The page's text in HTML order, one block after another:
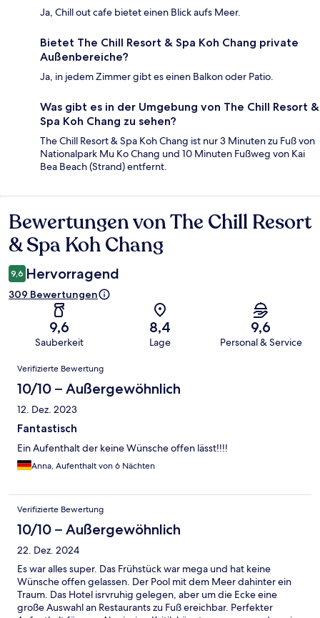
Ja, Chill out cafe bietet einen Blick aufs Meer.
Bietet The Chill Resort & Spa Koh Chang private
Außenbereiche?
Ja, in jedem Zimmer gibt es einen Balkon oder Patio.
Was gibt es in der Umgebung von The Chill Resort &
Spa Koh Chang zu sehen?
The Chill Resort & Spa Koh Chang ist nur 3 Minuten zu Fuß von
Nationalpark Mu Ko Chang und 10 Minuten Fußweg von Kai
Bea Beach (Strand) entfernt.
Bewertungen
Bewertungen von The Chill Resort
& Spa Koh Chang
9,6 Hervorragend
309 Bewertungen
9,6
Sauberkeit
8,4
Lage
9,6
Personal & Service
Bewertungen
Verifizierte Bewertung
10/10 – Außergewöhnlich
12. Dez. 2023
Fantastisch
Ein Aufenthalt der keine Wünsche offen lässt!!!!
Anna, Aufenthalt von 6 Nächten
Verifizierte Bewertung
10/10 – Außergewöhnlich
22. Dez. 2024
Es war alles super. Das Frühstück war mega und hat keine
Wünsche offen gelassen. Der Pool mit dem Meer dahinter ein
Traum. Das Hotel isrvruhig gelegen, aber um die Ecke eine
große Auswahl an Restaurants zu Fuß ereichbar. Perfekter